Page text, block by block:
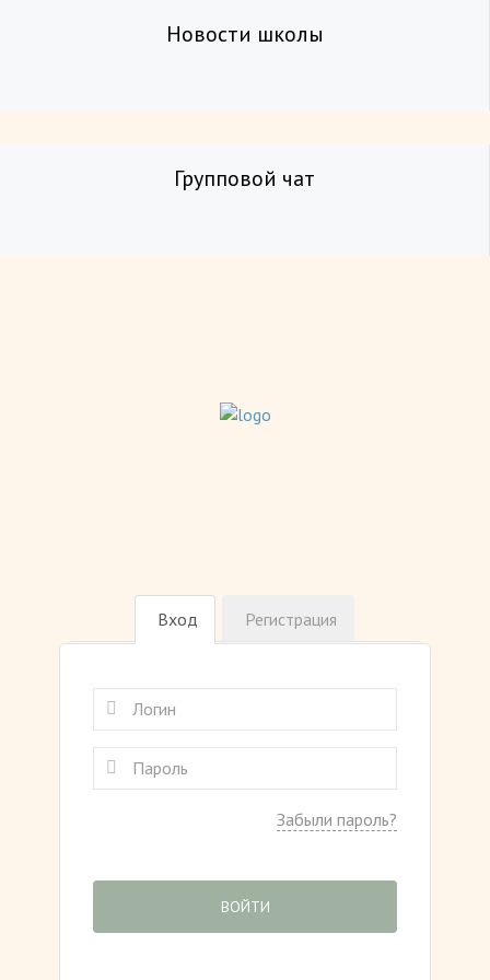
Новости школы
Групповой чат
Вход Регистрация
Забыли пароль?
ВОЙТИ